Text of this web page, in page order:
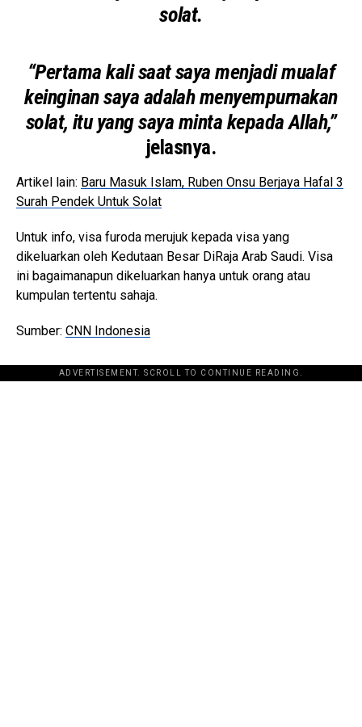
solat.
“Pertama kali saat saya menjadi mualaf
keinginan saya adalah menyempurnakan
solat, itu yang saya minta kepada Allah,”
jelasnya.
Artikel lain: Baru Masuk Islam, Ruben Onsu Berjaya Hafal 3
Surah Pendek Untuk Solat
Untuk info, visa furoda merujuk kepada visa yang
dikeluarkan oleh Kedutaan Besar DiRaja Arab Saudi. Visa
ini bagaimanapun dikeluarkan hanya untuk orang atau
kumpulan tertentu sahaja.
Sumber: CNN Indonesia
ADVERTISEMENT. SCROLL TO CONTINUE READING.